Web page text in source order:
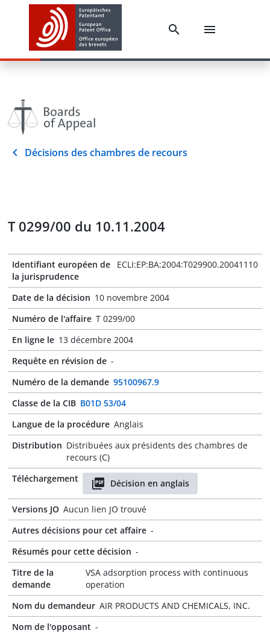
Décisions des chambres de recours
T 0299/00 du 10.11.2004
Identifiant européen de
la jurisprudence
ECLI:EP:BA:2004:T029900.20041110
Date de la décision 10 novembre 2004
Numéro de l'affaire T 0299/00
En ligne le 13 décembre 2004
Requête en révision de -
Numéro de la demande 95100967.9
Classe de la CIB B01D 53/04
Langue de la procédure Anglais
Distribution Distribuées aux présidents des chambres de
recours (C)
Téléchargement
Décision en anglais
Versions JO Aucun lien JO trouvé
Autres décisions pour cet affaire -
Résumés pour cette décision -
Titre de la
demande
VSA adsorption process with continuous
operation
Nom du demandeur AIR PRODUCTS AND CHEMICALS, INC.
Nom de l'opposant -